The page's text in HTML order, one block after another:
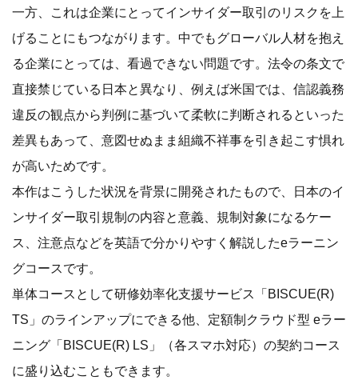
一方、これは企業にとってインサイダー取引のリスクを上
げることにもつながります。中でもグローバル人材を抱え
る企業にとっては、看過できない問題です。法令の条文で
直接禁じている日本と異なり、例えば米国では、信認義務
違反の観点から判例に基づいて柔軟に判断されるといった
差異もあって、意図せぬまま組織不祥事を引き起こす惧れ
が高いためです。
本作はこうした状況を背景に開発されたもので、日本のイ
ンサイダー取引規制の内容と意義、規制対象になるケー
ス、注意点などを英語で分かりやすく解説したeラーニン
グコースです。
単体コースとして研修効率化支援サービス「BISCUE(R)
TS」のラインアップにできる他、定額制クラウド型 eラー
ニング「BISCUE(R) LS」（各スマホ対応）の契約コース
に盛り込むこともできます。